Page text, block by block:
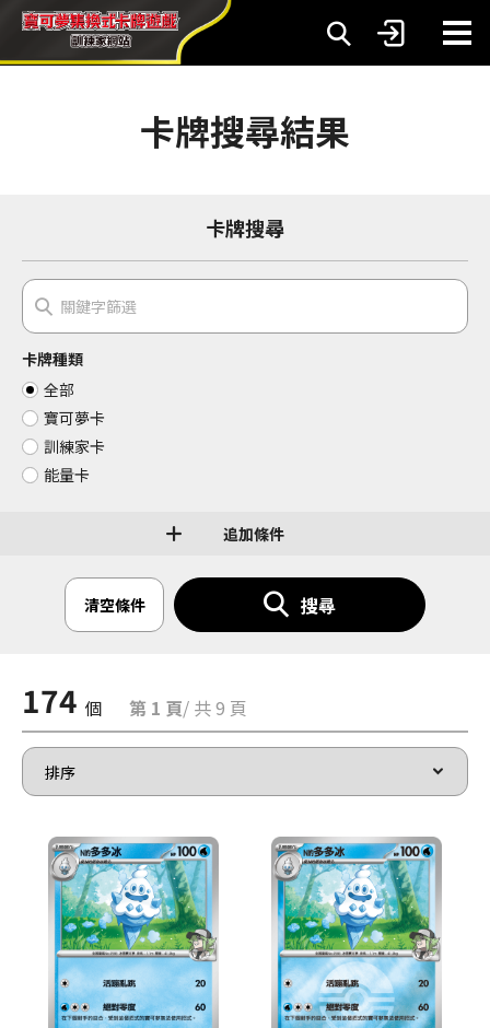
卡牌搜尋結果
卡牌搜尋
卡牌種類
全部
寶可夢卡
訓練家卡
能量卡
追加條件
清空條件 搜尋
174 個 第 1 頁/ 共 9 頁